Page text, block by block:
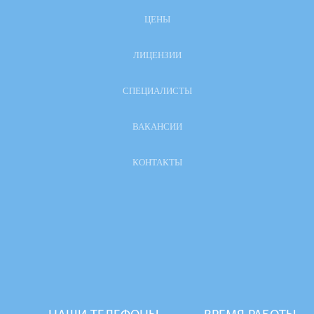
ЦЕНЫ
ЛИЦЕНЗИИ
СПЕЦИАЛИСТЫ
ВАКАНСИИ
КОНТАКТЫ